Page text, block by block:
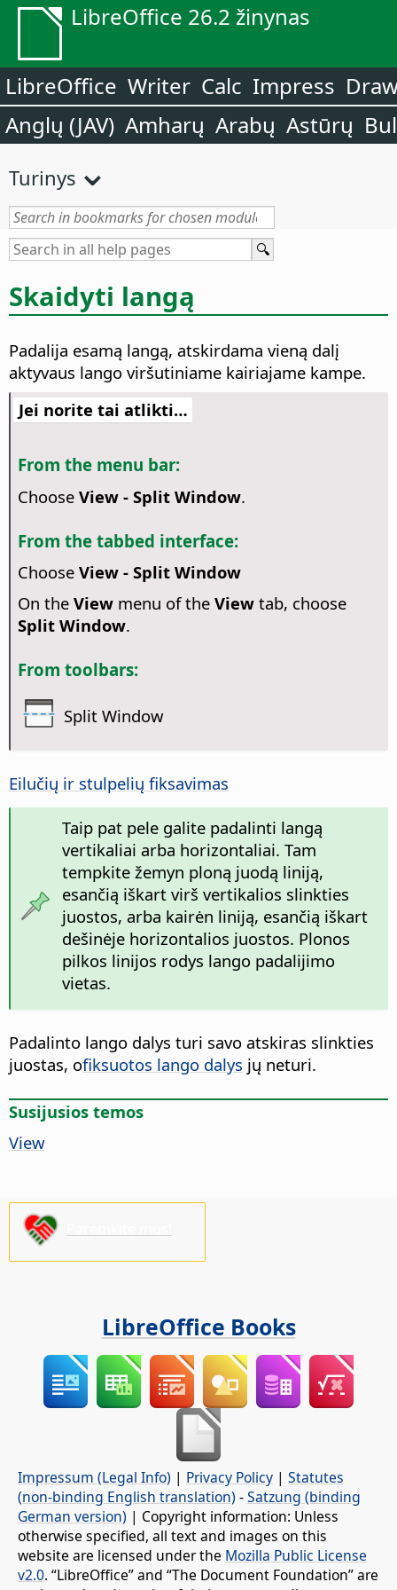
LibreOffice 26.2 žinynas
LibreOffice Writer Calc Impress
Anglų (JAV) Amharų Arabų Astūrų
Turinys
Skaidyti langą
Padalija esamą langą, atskirdama vieną dalį
aktyvaus lango viršutiniame kairiajame kampe.
Jei norite tai atlikti…
From the menu bar:
Choose View - Split Window.
From the tabbed interface:
Choose View - Split Window
On the Viewmenu of the Viewtab, choose
Split Window.
From toolbars:
Split Window
Eilučių ir stulpelių fiksavimas
Taip pat pele galite padalinti langą
vertikaliai arba horizontaliai. Tam
tempkite žemyn ploną juodą liniją,
esančią iškart virš vertikalios slinkties
juostos, arba kairėn liniją, esančią iškart
dešinėje horizontalios juostos. Plonos
pilkos linijos rodys lango padalijimo
vietas.
Padalinto lango dalys turi savo atskiras slinkties
juostas, ofiksuotos lango dalys jų neturi.
Susijusios temos
View
LibreOffice Books
Impressum (Legal Info) | Privacy Policy | Statutes
(non-binding English translation) -Satzung (binding
German version) | Copyright information: Unless
otherwise specified, all text and images on this
website are licensed under the Mozilla Public License
v2.0. “LibreOffice” and “The Document Foundation” are